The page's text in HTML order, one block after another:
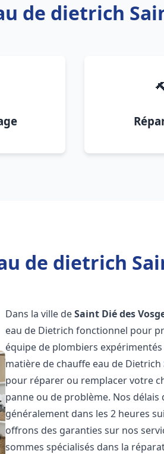
de dietrich
de dietrich
Dans la ville deSaint Dié des
eau de Dietrich fonctionnel pour
équipe de plombiers
matière de chauffe eau de Dietrich
pour réparer ou remplacer votre
panne ou de problème. Nos
généralement dans les 2 heures
offrons des garanties sur nos
sommes spécialisés dans la